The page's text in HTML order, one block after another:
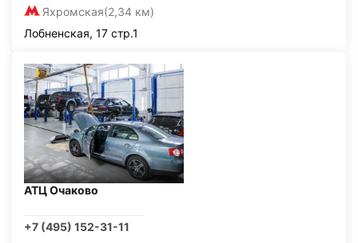
Яхромская(2,34 км)
Лобненская, 17 стр.1
АТЦ Очаково
+7 (495) 152-31-11